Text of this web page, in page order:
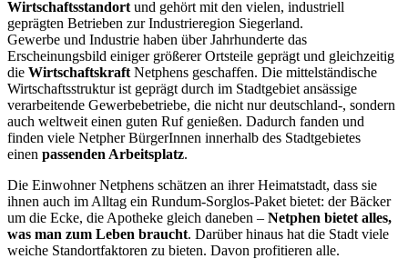
Wirtschaftsstandort und gehört mit den vielen, industriell
geprägten Betrieben zur Industrieregion Siegerland.
Gewerbe und Industrie haben über Jahrhunderte das
Erscheinungsbild einiger größerer Ortsteile geprägt und gleichzeitig
die Wirtschaftskraft Netphens geschaffen. Die mittelständische
Wirtschaftsstruktur ist geprägt durch im Stadtgebiet ansässige
verarbeitende Gewerbebetriebe, die nicht nur deutschland-, sondern
auch weltweit einen guten Ruf genießen. Dadurch fanden und
finden viele Netpher BürgerInnen innerhalb des Stadtgebietes
einen passenden Arbeitsplatz.
Die Einwohner Netphens schätzen an ihrer Heimatstadt, dass sie
ihnen auch im Alltag ein Rundum-Sorglos-Paket bietet: der Bäcker
um die Ecke, die Apotheke gleich daneben – Netphen bietet alles,
was man zum Leben braucht. Darüber hinaus hat die Stadt viele
weiche Standortfaktoren zu bieten. Davon profitieren alle.